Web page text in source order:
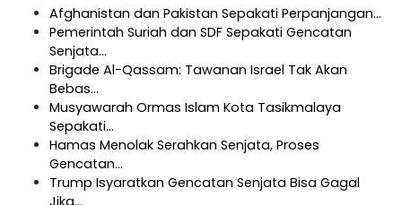
Afghanistan dan Pakistan Sepakati Perpanjangan…
Pemerintah Suriah dan SDF Sepakati Gencatan
Senjata…
Brigade Al-Qassam: Tawanan Israel Tak Akan
Bebas…
Musyawarah Ormas Islam Kota Tasikmalaya
Sepakati…
Hamas Menolak Serahkan Senjata, Proses
Gencatan…
Trump Isyaratkan Gencatan Senjata Bisa Gagal
Jika…